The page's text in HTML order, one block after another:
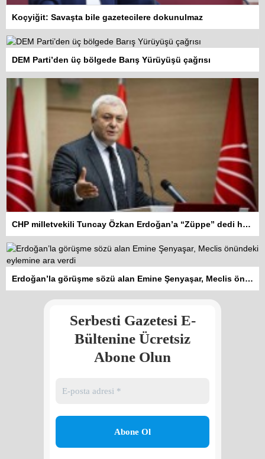
Koçyiğit: Savaşta bile gazetecilere dokunulmaz
DEM Parti’den üç bölgede Barış Yürüyüşü çağrısı
CHP milletvekili Tuncay Özkan Erdoğan’a “Züppe” dedi hakkında soruşturma açıldı
Erdoğan’la görüşme sözü alan Emine Şenyaşar, Meclis önündeki eylemine ara verdi
Serbesti Gazetesi E-
Bültenine Ücretsiz
Abone Olun
Kadına şiddet “Devlet” eliyle
meşrulaştırılıyor
Atilla Yüceak
Colani’nin arkasındaki güç
Faruk eş-Şara mı?
Hark Denklemi
Çözüm Süreci’nin yeniden